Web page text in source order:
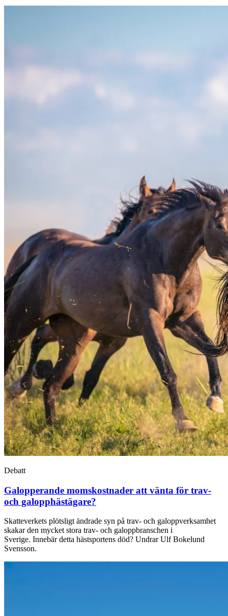
Debatt
Galopperande momskostnader att vänta för trav-
och galopphästägare?
Skatteverkets plötsligt ändrade syn på trav- och galoppverksamhet
skakar den mycket stora trav- och galoppbranschen i
Sverige. Innebär detta hästsportens död? Undrar Ulf Bokelund
Svensson.